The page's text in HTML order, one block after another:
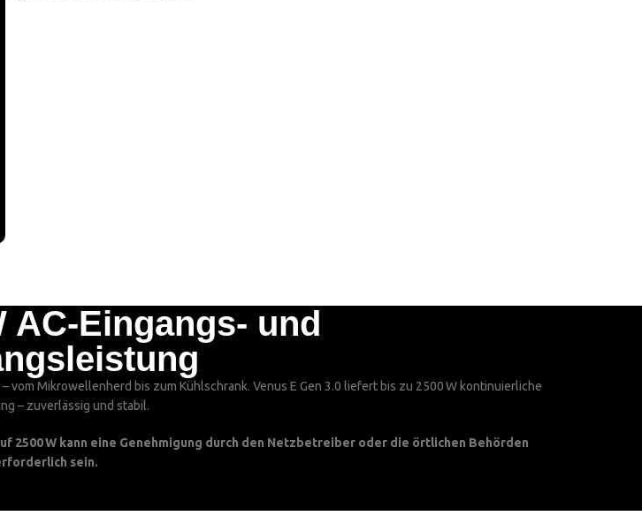
AC-Eingangs- und
Mikrowellenherd bis zum Kühlschrank. Venus E Gen 3.0 liefert bis zu 2500 W kontinuierliche
– zuverlässig und stabil.
2500 W kann eine Genehmigung durch den Netzbetreiber oder die örtlichen Behörden
sein.